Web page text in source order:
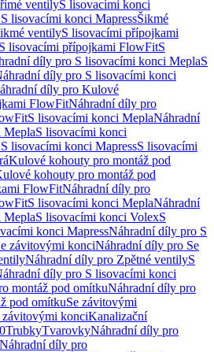
ventilyS lisovacími konci
lisovacími konci MapressŠikmé
ventilyS lisovacími přípojkami
lisovacími přípojkami FlowFitS
díly pro S lisovacími konci MeplaS
díly pro S lisovacími konci
díly pro Kulové
FlowFitNáhradní díly pro
S lisovacími konci MeplaNáhradní
MeplaS lisovacími konci
lisovacími konci MapressS lisovacími
Kulové kohouty pro montáž pod
kohouty pro montáž pod
FlowFitNáhradní díly pro
S lisovacími konci MeplaNáhradní
MeplaS lisovacími konci VolexS
konci MapressNáhradní díly pro S
závitovými konciNáhradní díly pro Se
Náhradní díly pro Zpětné ventilyS
díly pro S lisovacími konci
montáž pod omítkuNáhradní díly pro
pod omítkuSe závitovými
konciKanalizační
TrubkyTvarovkyNáhradní díly pro
Náhradní díly pro